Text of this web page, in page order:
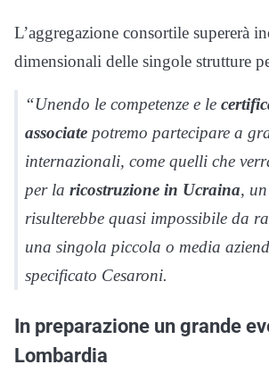
L’aggregazione consortile supererà
dimensionali delle singole strutture
“Unendo le competenze e le
associate potremo partecipare a
internazionali, come quelli che
per la ricostruzione in Ucraina,
risulterebbe quasi impossibile da
una singola piccola o media
specificato Cesaroni.
In preparazione un grande
Lombardia